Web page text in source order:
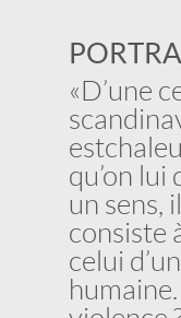
«D’une
est
qu’on
un sens,
consiste
celui